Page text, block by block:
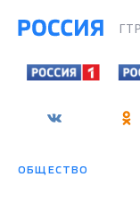
ОБЩЕСТВО